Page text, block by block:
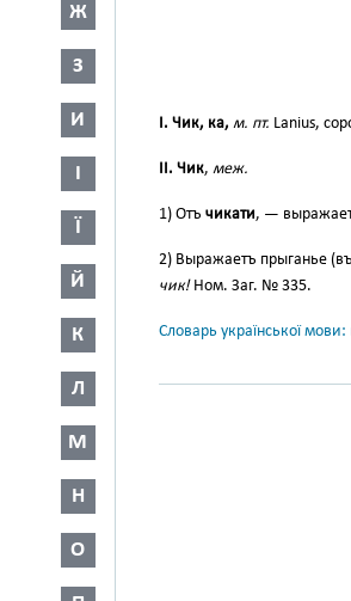
Ж
З
И
І
Ї
Й
К
Л
М
Н
О
I. Чик, ка, м. пт. Lanius,
II. Чик, меж.
1) Отъ чикати, —
2) Выражаетъ прыганье
чик!Ном. Заг. № 335.
Словарь української